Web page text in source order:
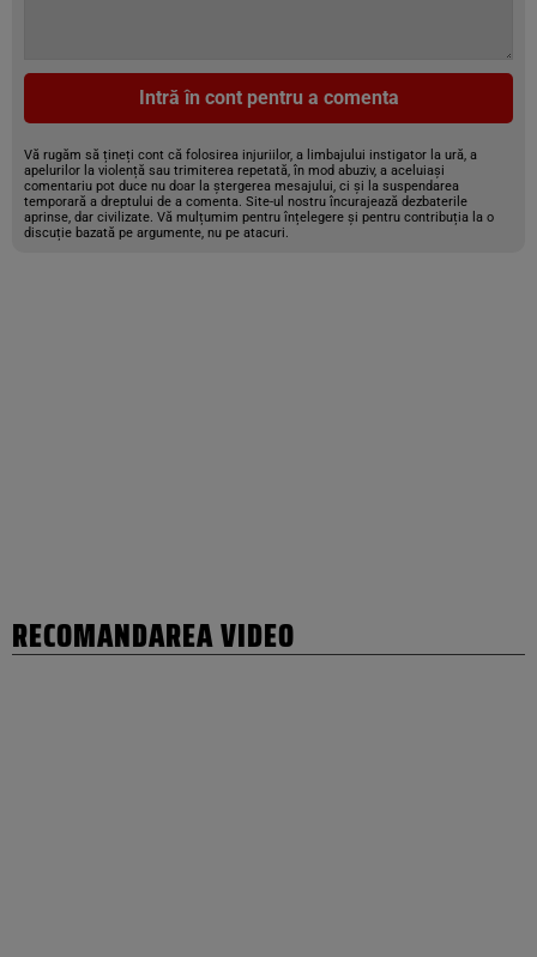
Intră în cont pentru a comenta
Vă rugăm să țineți cont că folosirea injuriilor, a limbajului instigator la ură, a
apelurilor la violență sau trimiterea repetată, în mod abuziv, a aceluiași
comentariu pot duce nu doar la ștergerea mesajului, ci și la suspendarea
temporară a dreptului de a comenta. Site-ul nostru încurajează dezbaterile
aprinse, dar civilizate. Vă mulțumim pentru înțelegere și pentru contribuția la o
discuție bazată pe argumente, nu pe atacuri.
RECOMANDAREA VIDEO